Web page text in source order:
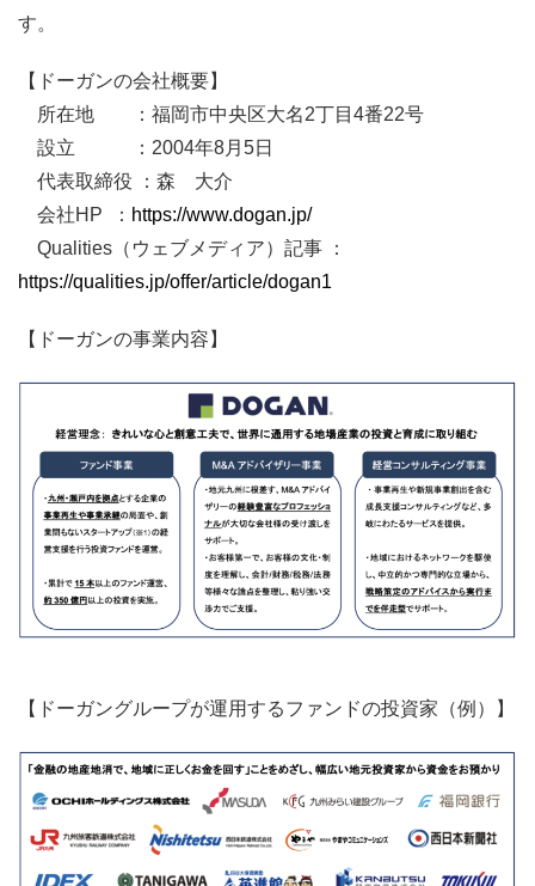
す。
【ドーガンの会社概要】
所在地 ：福岡市中央区大名2丁目4番22号
設立 ：2004年8月5日
代表取締役 ：森 大介
会社HP ： https://www.dogan.jp/
Qualities（ウェブメディア）記事 ：
https://qualities.jp/offer/article/dogan1
【ドーガンの事業内容】
【ドーガングループが運用するファンドの投資家（例）】